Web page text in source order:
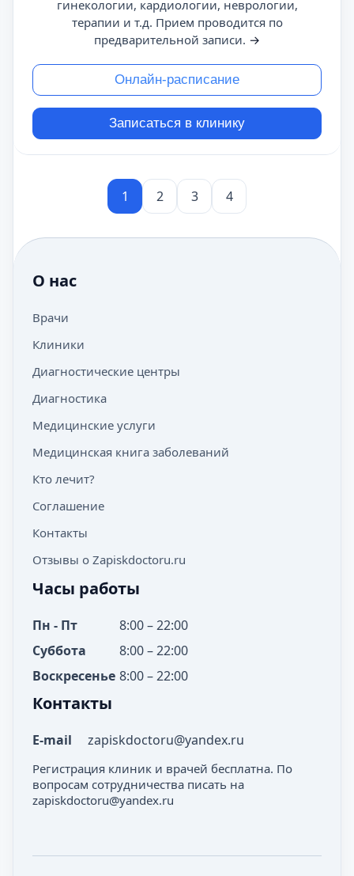
гинекологии, кардиологии, неврологии,
терапии и т.д. Прием проводится по
предварительной записи. →
Онлайн-расписание
Записаться в клинику
1 2 3 4
О нас
Врачи
Клиники
Диагностические центры
Диагностика
Медицинские услуги
Медицинская книга заболеваний
Кто лечит?
Соглашение
Контакты
Отзывы о Zapiskdoctoru.ru
Часы работы
Пн - Пт
8:00 – 22:00
Суббота
8:00 – 22:00
Воскресенье 8:00 – 22:00
Контакты
E-mail zapiskdoctoru@yandex.ru
Регистрация клиник и врачей бесплатна. По
вопросам сотрудничества писать на
zapiskdoctoru@yandex.ru